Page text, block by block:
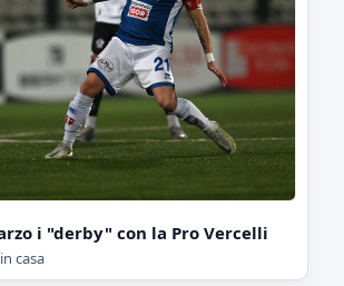
i "derby" con la Pro Vercelli
casa